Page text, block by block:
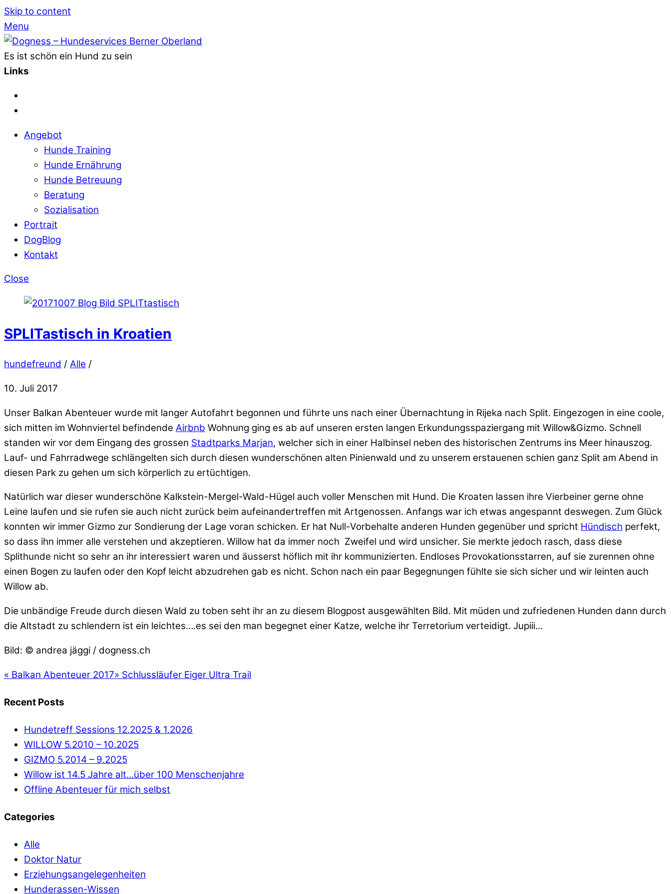
Skip to content
Menu
Es ist schön ein Hund zu sein
Links
Angebot
Hunde Training
Hunde Ernährung
Hunde Betreuung
Beratung
Sozialisation
Portrait
DogBlog
Kontakt
Close
SPLITastisch in Kroatien
hundefreund / Alle /
10. Juli 2017
Unser Balkan Abenteuer wurde mit langer Autofahrt begonnen und führte uns nach einer Übernachtung in Rijeka nach Split. Eingezogen in eine coole,
sich mitten im Wohnviertel befindende Airbnb Wohnung ging es ab auf unseren ersten langen Erkundungsspaziergang mit Willow&Gizmo. Schnell
standen wir vor dem Eingang des grossen Stadtparks Marjan, welcher sich in einer Halbinsel neben des historischen Zentrums ins Meer hinauszog.
Lauf- und Fahrradwege schlängelten sich durch diesen wunderschönen alten Pinienwald und zu unserem erstauenen schien ganz Split am Abend in
diesen Park zu gehen um sich körperlich zu ertüchtigen.
Natürlich war dieser wunderschöne Kalkstein-Mergel-Wald-Hügel auch voller Menschen mit Hund. Die Kroaten lassen ihre Vierbeiner gerne ohne
Leine laufen und sie rufen sie auch nicht zurück beim aufeinandertreffen mit Artgenossen. Anfangs war ich etwas angespannt deswegen. Zum Glück
konnten wir immer Gizmo zur Sondierung der Lage voran schicken. Er hat Null-Vorbehalte anderen Hunden gegenüber und spricht Hündisch perfekt,
so dass ihn immer alle verstehen und akzeptieren. Willow hat da immer noch Zweifel und wird unsicher. Sie merkte jedoch rasch, dass diese
Splithunde nicht so sehr an ihr interessiert waren und äusserst höflich mit ihr kommunizierten. Endloses Provokationsstarren, auf sie zurennen ohne
einen Bogen zu laufen oder den Kopf leicht abzudrehen gab es nicht. Schon nach ein paar Begegnungen fühlte sie sich sicher und wir leinten auch
Willow ab.
Die unbändige Freude durch diesen Wald zu toben seht ihr an zu diesem Blogpost ausgewählten Bild. Mit müden und zufriedenen Hunden dann durch
die Altstadt zu schlendern ist ein leichtes….es sei den man begegnet einer Katze, welche ihr Terretorium verteidigt. Jupiii…
Bild: © andrea jäggi / dogness.ch
« Balkan Abenteuer 2017» Schlussläufer Eiger Ultra Trail
Recent Posts
Hundetreff Sessions 12.2025 & 1.2026
WILLOW 5.2010 – 10.2025
GIZMO 5.2014 – 9.2025
Willow ist 14.5 Jahre alt…über 100 Menschenjahre
Offline Abenteuer für mich selbst
Categories
Alle
Doktor Natur
Erziehungsangelegenheiten
Hunderassen-Wissen